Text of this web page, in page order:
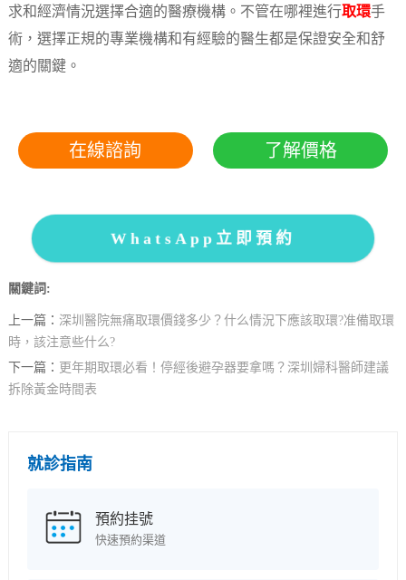
求和經濟情況選擇合適的醫療機構。不管在哪裡進行取環手
術，選擇正規的專業機構和有經驗的醫生都是保證安全和舒
適的關鍵。
在線諮詢 了解價格
WhatsApp立即預約
關鍵詞:
上一篇： 深圳醫院無痛取環價錢多少？什么情況下應該取環?准備取環
時，該注意些什么?
下一篇： 更年期取環必看！停經後避孕器要拿嗎？深圳婦科醫師建議
拆除黃金時間表
就診指南
預約挂號
快速預約渠道